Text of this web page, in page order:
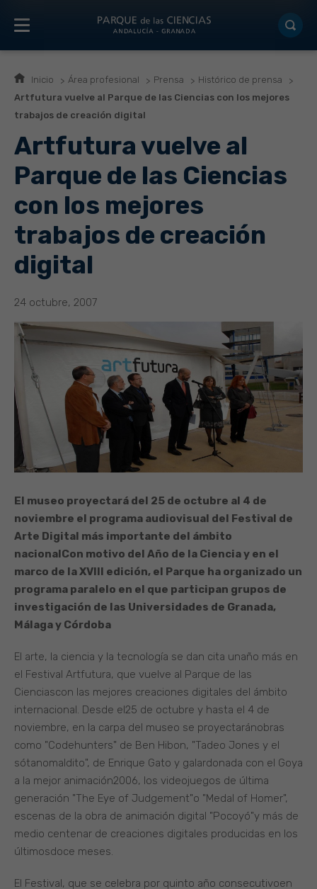
Inicio Área profesional Prensa
Histórico de prensa
Artfutura vuelve al Parque de las Ciencias con los mejores
trabajos de creación digital
Artfutura vuelve al
Parque de las Ciencias
con los mejores
trabajos de creación
digital
24 octubre, 2007
El museo proyectará del 25 de octubre al 4 de
noviembre el programa audiovisual del Festival de
Arte Digital más importante del ámbito
nacionalCon motivo del Año de la Ciencia y en el
marco de la XVIII edición, el Parque ha organizado un
programa paralelo en el que participan grupos de
investigación de las Universidades de Granada,
Málaga y Córdoba
El arte, la ciencia y la tecnología se dan cita unaño más en
el Festival Artfutura, que vuelve al Parque de las
Cienciascon las mejores creaciones digitales del ámbito
internacional. Desde el25 de octubre y hasta el 4 de
noviembre, en la carpa del museo se proyectaránobras
como "Codehunters" de Ben Hibon, "Tadeo Jones y el
sótanomaldito", de Enrique Gato y galardonada con el Goya
a la mejor animación2006, los videojuegos de última
generación "The Eye of Judgement"o "Medal of Homer",
escenas de la obra de animación digital "Pocoyó"y más de
medio centenar de creaciones digitales producidas en los
últimosdoce meses.
El Festival, que se celebra por quinto año consecutivoen